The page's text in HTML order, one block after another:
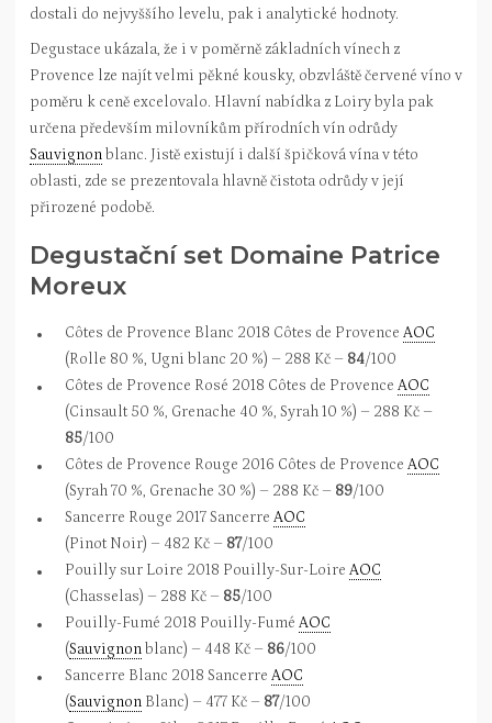
dostali do nejvyššího levelu, pak i analytické hodnoty.
Degustace ukázala, že i v poměrně základních vínech z
Provence lze najít velmi pěkné kousky, obzvláště červené víno v
poměru k ceně excelovalo. Hlavní nabídka z Loiry byla pak
určena především milovníkům přírodních vín odrůdy
Sauvignon blanc. Jistě existují i další špičková vína v této
oblasti, zde se prezentovala hlavně čistota odrůdy v její
přirozené podobě.
Degustační set Domaine Patrice
Moreux
Côtes de Provence Blanc 2018 Côtes de Provence AOC
(Rolle 80 %, Ugni blanc 20 %) – 288 Kč – 84/100
Côtes de Provence Rosé 2018 Côtes de Provence AOC
(Cinsault 50 %, Grenache 40 %, Syrah 10 %) – 288 Kč –
85/100
Côtes de Provence Rouge 2016 Côtes de Provence AOC
(Syrah 70 %, Grenache 30 %) – 288 Kč – 89/100
Sancerre Rouge 2017 Sancerre AOC
(Pinot Noir) – 482 Kč – 87/100
Pouilly sur Loire 2018 Pouilly-Sur-Loire AOC
(Chasselas) – 288 Kč – 85/100
Pouilly-Fumé 2018 Pouilly-Fumé AOC
(Sauvignon blanc) – 448 Kč – 86/100
Sancerre Blanc 2018 Sancerre AOC
(Sauvignon Blanc) – 477 Kč – 87/100